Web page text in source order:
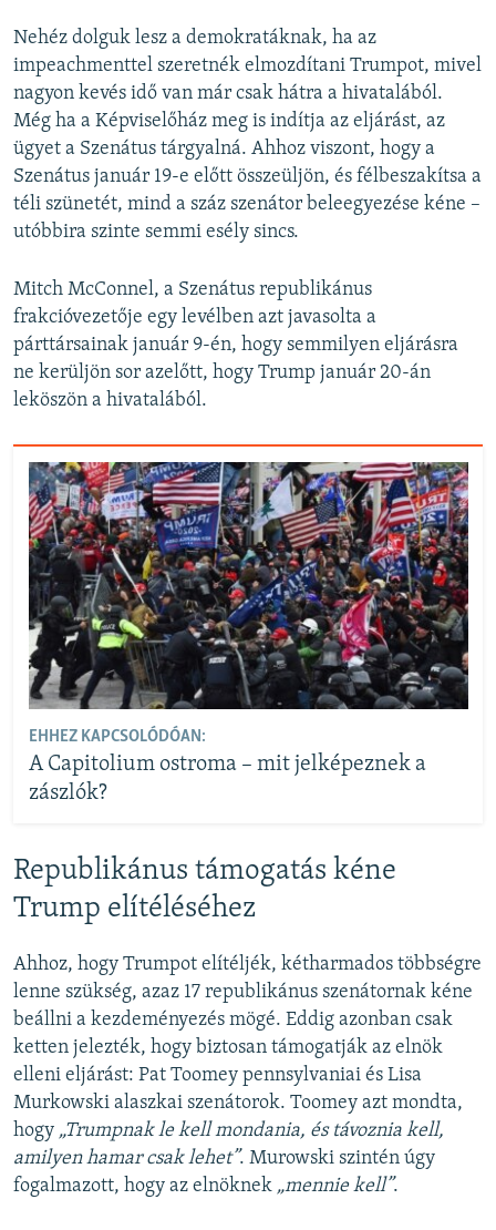
Nehéz dolguk lesz a demokratáknak, ha az
impeachmenttel szeretnék elmozdítani Trumpot, mivel
nagyon kevés idő van már csak hátra a hivatalából.
Még ha a Képviselőház meg is indítja az eljárást, az
ügyet a Szenátus tárgyalná. Ahhoz viszont, hogy a
Szenátus január 19-e előtt összeüljön, és félbeszakítsa a
téli szünetét, mind a száz szenátor beleegyezése kéne –
utóbbira szinte semmi esély sincs.
Mitch McConnel, a Szenátus republikánus
frakcióvezetője egy levélben azt javasolta a
párttársainak január 9-én, hogy semmilyen eljárásra
ne kerüljön sor azelőtt, hogy Trump január 20-án
leköszön a hivatalából.
EHHEZ KAPCSOLÓDÓAN:
A Capitolium ostroma – mit jelképeznek a
zászlók?
Republikánus támogatás kéne
Trump elítéléséhez
Ahhoz, hogy Trumpot elítéljék, kétharmados többségre
lenne szükség, azaz 17 republikánus szenátornak kéne
beállni a kezdeményezés mögé. Eddig azonban csak
ketten jelezték, hogy biztosan támogatják az elnök
elleni eljárást: Pat Toomey pennsylvaniai és Lisa
Murkowski alaszkai szenátorok. Toomey azt mondta,
hogy „Trumpnak le kell mondania, és távoznia kell,
amilyen hamar csak lehet”. Murowski szintén úgy
fogalmazott, hogy az elnöknek „mennie kell”.